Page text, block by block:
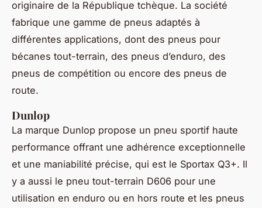
originaire de la République tchèque. La société
fabrique une gamme de pneus adaptés à
différentes applications, dont des pneus pour
bécanes tout-terrain, des pneus d’enduro, des
pneus de compétition ou encore des pneus de
route.
Dunlop
La marque Dunlop propose un pneu sportif haute
performance offrant une adhérence exceptionnelle
et une maniabilité précise, qui est le Sportax Q3+. Il
y a aussi le pneu tout-terrain D606 pour une
utilisation en enduro ou en hors route et les pneus